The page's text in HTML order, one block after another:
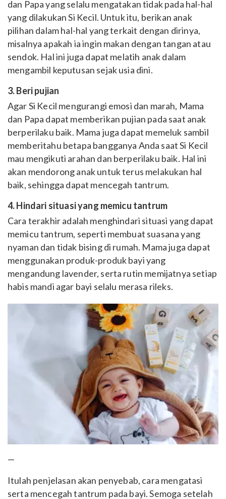
dan Papa yang selalu mengatakan tidak pada hal-hal
yang dilakukan Si Kecil. Untuk itu, berikan anak
pilihan dalam hal-hal yang terkait dengan dirinya,
misalnya apakah ia ingin makan dengan tangan atau
sendok. Hal ini juga dapat melatih anak dalam
mengambil keputusan sejak usia dini.
3. Beri pujian
Agar Si Kecil mengurangi emosi dan marah, Mama
dan Papa dapat memberikan pujian pada saat anak
berperilaku baik. Mama juga dapat memeluk sambil
memberitahu betapa bangganya Anda saat Si Kecil
mau mengikuti arahan dan berperilaku baik. Hal ini
akan mendorong anak untuk terus melakukan hal
baik, sehingga dapat mencegah tantrum.
4. Hindari situasi yang memicu tantrum
Cara terakhir adalah menghindari situasi yang dapat
memicu tantrum, seperti membuat suasana yang
nyaman dan tidak bising di rumah. Mama juga dapat
menggunakan produk-produk bayi yang
mengandung lavender, serta rutin memijatnya setiap
habis mandi agar bayi selalu merasa rileks.
—
Itulah penjelasan akan penyebab, cara mengatasi
serta mencegah tantrum pada bayi. Semoga setelah